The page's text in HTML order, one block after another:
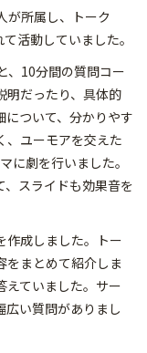
が所属し、トーク
活動していました。
、10分間の質問コー
明だったり、具体的
ついて、分かりやす
、ユーモアを交えた
に劇を行いました。
、スライドも効果音を
作成しました。トー
をまとめて紹介しま
えていました。サー
広い質問がありまし